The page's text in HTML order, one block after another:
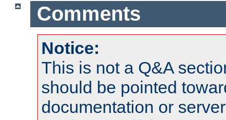
Comments
Notice:
This is not a Q&A
should be pointed
documentation or